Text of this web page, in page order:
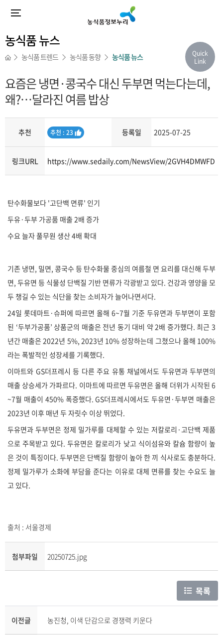
농식품 뉴스
농식품 트렌드 농식품 동향 농식품 뉴스
요즘은 냉면·콩국수 대신 두부면 먹는다는데,
왜?…달라진 여름 밥상
추천
추
추천 : 23 등록일 2025-07-25
링크URL https://www.sedaily.com/NewsView/2GVH4DMWFD
탄수화물보다 '고단백 면류' 인기
두유·두부 가공품 매출 2배 증가
수요 늘자 풀무원 생산 4배 확대
기존 냉면, 밀면, 콩국수 등 탄수화물 중심의 여름철 면 요리를 대신해 두부
면, 두유면 등 식물성 단백질 기반 면류가 각광받고 있다. 건강과 영양을 모
두 챙길 수 있는 식단을 찾는 소비자가 늘어나면서다.
24일 롯데마트·슈퍼에 따르면 올해 6~7월 기준 두유면과 두부면이 포함
된 ‘두부가공품’ 상품군의 매출은 전년 동기 대비 약 2배 증가했다. 최근 3
년간 매출은 2022년 5%, 2023년 10% 성장하는데 그쳤으나 올해 100%
라는 폭발적인 성장세를 기록했다.
이마트와 GS더프레시 등 다른 주요 유통 채널에서도 두유면과 두부면의
매출 상승세가 가파르다. 이마트에 따르면 두유면은 올해 더위가 시작된 6
~7월 매출이 450% 폭증했다. GS더프레시에서도 두유면·두부면 매출은
2023년 이후 매년 두 자릿수 이상 뛰었다.
두유면과 두부면은 정제 밀가루를 대체할 수 있는 저칼로리·고단백 제품
으로 주목받고 있다. 두유면은 칼로리가 낮고 식이섬유와 칼슘 함량이 높
은 것이 특징이다. 두부면은 단백질 함량이 높아 한 끼 식사로도 충분하다.
정제 밀가루가 소화에 부담을 준다는 이유로 대체 면류를 찾는 수요도 늘
고 있다.
출처 : 서울경제
첨부파일 20250725.jpg
목록
이전글 농진청, 이색 단감으로 경쟁력 키운다
Quick
Link